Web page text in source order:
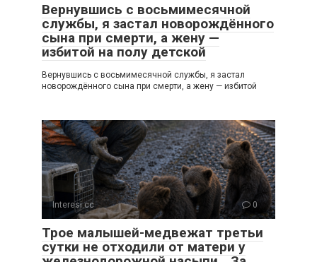
Вернувшись с восьмимесячной
службы, я застал новорождённого
сына при смерти, а жену —
избитой на полу детской
Вернувшись с восьмимесячной службы, я застал
новорождённого сына при смерти, а жену — избитой
Interesi.cc 0
Трое малышей-медвежат третьи
сутки не отходили от матери у